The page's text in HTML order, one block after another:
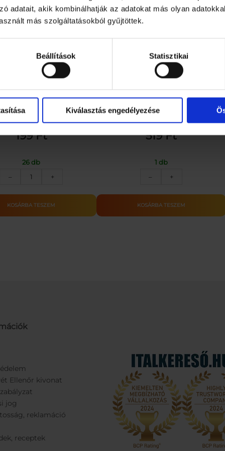
adatait, akik kombinálhatják az adatokat más olyan
más szolgáltatásokból gyűjtöttek.
Beállítások Statisztikai
Kiválasztás engedélyezése
199Ft
26 db
–
Üdvözlőkártya
Születésnap_MUFFIN
mennyiség
+
KOSÁRBA TESZEM
519Ft
1 db
–
kék
mennyiség
+
KOSÁRBA TESZEM
Ellenőr kivonat
jog
reklamáció
receptek